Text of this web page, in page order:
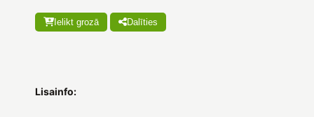
Ielikt grozā Dalīties
Lisainfo: